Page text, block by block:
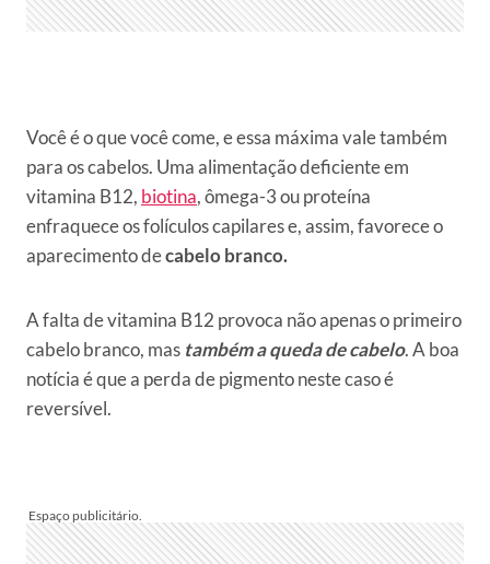
Você é o que você come, e essa máxima vale também
para os cabelos. Uma alimentação deficiente em
vitamina B12, biotina, ômega-3 ou proteína
enfraquece os folículos capilares e, assim, favorece o
aparecimento decabelo branco.
A falta de vitamina B12 provoca não apenas o primeiro
cabelo branco, mas também a queda de cabelo. A boa
notícia é que a perda de pigmento neste caso é
reversível.